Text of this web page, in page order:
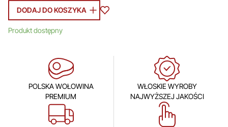
DODAJ DO KOSZYKA
Produkt dostępny
POLSKA WOŁOWINA
PREMIUM
WŁOSKIE WYROBY
NAJWYŻSZEJ JAKOŚCI